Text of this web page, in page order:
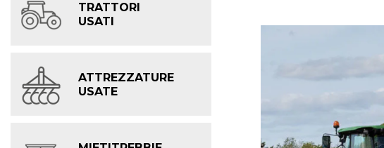
TRATTORI
USATI
ATTREZZATURE
USATE